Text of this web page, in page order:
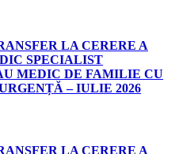
LA CERERE A
SPECIALIST
MEDIC DE FAMILIE CU
– IULIE 2026
LA CERERE A